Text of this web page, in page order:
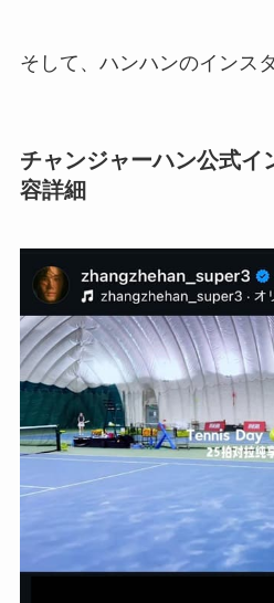
そして、ハンハンのインス
チャンジャーハン公式
容詳細